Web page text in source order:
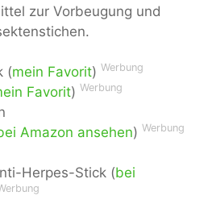
zur Vorbeugung und
(mein Favorit) Werbung
Favorit) Werbung
Amazon ansehen) Werbung
Herpes-Stick (bei